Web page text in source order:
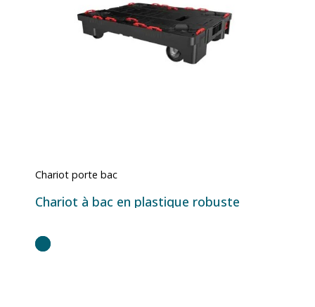
Chariot porte bac
Chariot à bac en plastique robuste